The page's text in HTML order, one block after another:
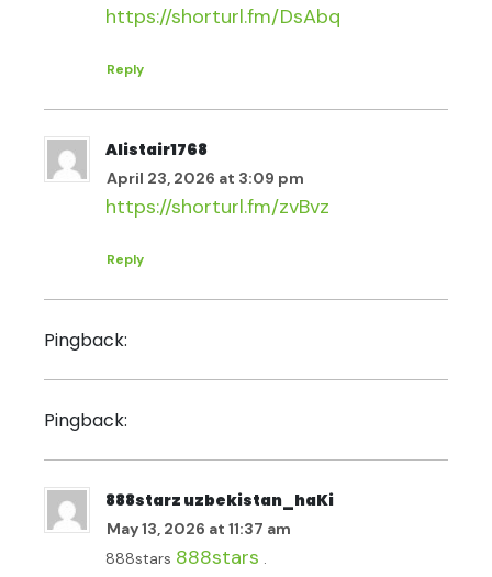
https://shorturl.fm/DsAbq
Reply
Alistair1768
April 23, 2026 at 3:09 pm
https://shorturl.fm/zvBvz
Reply
Pingback:
Pingback:
888starz uzbekistan_haKi
May 13, 2026 at 11:37 am
888stars 888stars .